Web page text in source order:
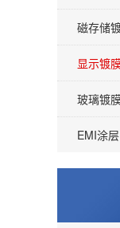
磁存储
显示镀
玻璃镀
EMI涂层